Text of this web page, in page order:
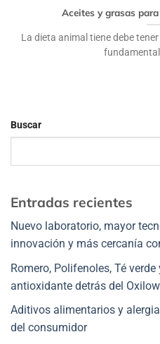
Aceites y grasas
La dieta animal tiene debe
Buscar
Entradas recientes
Nuevo laboratorio, mayor
innovación y más cercanía
Romero, Polifenoles, Té
antioxidante detrás del
Aditivos alimentarios y
del consumidor